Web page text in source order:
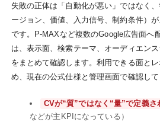
失敗の正体は「自動化が悪い」ではなく
ージョン、価値、入力信号、制約条件）
です。P-MAXなど複数のGoogle広告面へ
は、表示面、検索テーマ、オーディエン
をまとめて確認します。利用できる面と
め、現在の公式仕様と管理画面で確認して
CVが“質”ではなく“量”で定義さ
などが主KPIになっている）